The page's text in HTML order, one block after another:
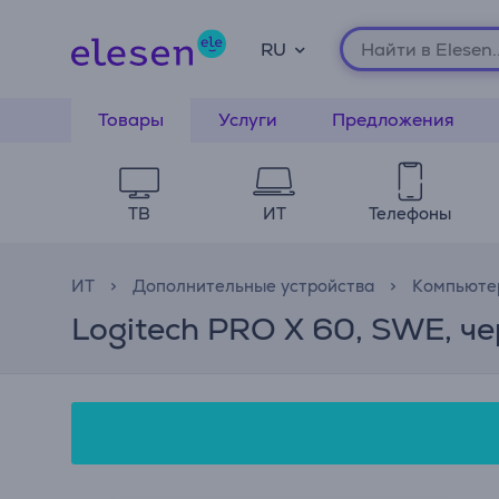
RU
Товары Услуги Предложения
ТВ ИТ Телефоны
ИТ Дополнительные устройства
Logitech PRO X 60, SWE,